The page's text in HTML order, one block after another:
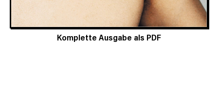
Komplette Ausgabe als PDF